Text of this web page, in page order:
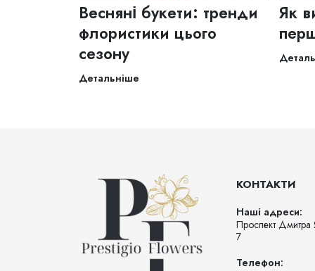
Весняні букети: тренди
флористики цього
сезону
Детальніше
Як
КОНТАКТИ
Наші адреси:
Проспект Дмитра
7
Телефон: